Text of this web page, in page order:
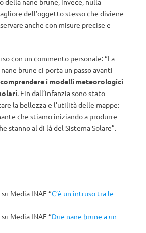
dell’oggetto stesso che diviene
anche con misure precise e
con un commento personale: “La
brune ci porta un passo avanti
comprendere i modelli meteorologici
. Fin dall’infanzia sono stato
la bellezza e l’utilità delle mappe:
che stiamo iniziando a produrre
stanno al di là del Sistema Solare”.
Media INAF “C’è un intruso tra le
Media INAF “Due nane brune a un